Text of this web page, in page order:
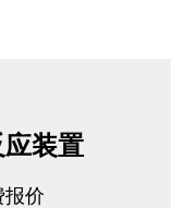
装置
报价